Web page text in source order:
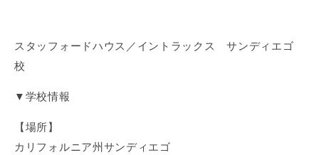
スタッフォードハウス／イントラックス サンディエゴ
校
▼学校情報
【場所】
カリフォルニア州サンディエゴ